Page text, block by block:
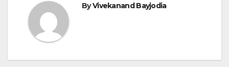
ByVivekanand Bayjodia